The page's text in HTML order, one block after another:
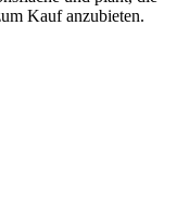
Kauf anzubieten.